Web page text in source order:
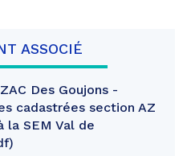
ASSOCIÉ
Des Goujons -
cadastrées section AZ
la SEM Val de